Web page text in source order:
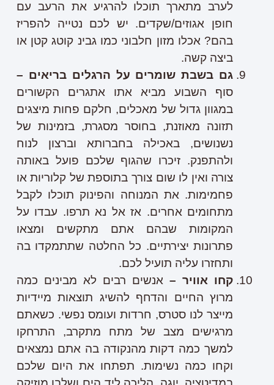
לערב מתארך תוכלו להרגיע את הרעב עם
חופן אגוזים/שקדים. יש לכם נטייה להפריז
בהם? אכלו מזון חלבוני כמו גבינ קוטג קטן או
ביצה קשה.
גם בשבת שומרים על הרגלים בריאים –
סוף השבוע מביא אתו אתגרים הקשורים
במגוון גדול של מאכלים, חלקם פחות מיצגים
תזונה מאוזנת, בחוסר מסגרת, בזמינות של
נשנושים, באכילה בחברותא וברצון לנוח
ולהתפנק. זיכרו שהגוף שלכם פועל באותה
צורה ואין לו שום צורך בתוספת של קלוריות או
פחמימות. את המנוחה והפינוק תוכלו לקבל
מתחומים אחרים. אז אל נא תרפו. עבדו על
המקומות שבהם אתם מתקשים ומצאו
פתרונות יצירתיים. כל החלטה שתתמקדו בה
ותחזרו עליה תועיל לכם.
קחו אוויר – אנשים רבים לא מבינים כמה
מרוץ החיים והדחף להשיג תוצאות מיידיות
מייצר לנו סטרס, חרדות ועומס נפשי. כשאתם
מרגישים מצב של מתח מתקרב, התרחקו
למשך כמה דקות מהנקודה בה אתם נמצאים
וקחו כמה נשימות. תפתחו את היום שלכם